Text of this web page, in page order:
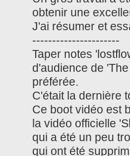
obtenir une
J'ai résumer et
----------------------
Taper notes
d'audience de
préférée.
C'était la dernière
Ce boot vidéo est
la vidéo officielle
qui a été un peu
qui ont été